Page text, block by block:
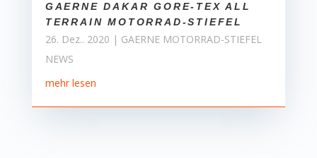
GAERNE DAKAR GORE-TEX ALL
TERRAIN MOTORRAD-STIEFEL
26. Dez.. 2020 | GAERNE MOTORRAD-STIEFEL
NEWS
mehr lesen